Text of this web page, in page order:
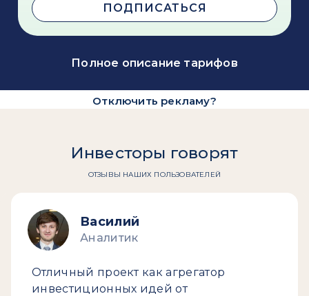
ПОДПИСАТЬСЯ
Полное описание тарифов
Отключить рекламу?
Инвесторы говорят
ОТЗЫВЫ НАШИХ ПОЛЬЗОВАТЕЛЕЙ
Василий
Аналитик
Отличный проект как агрегатор
инвестиционных идей от